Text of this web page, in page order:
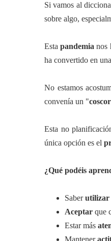
Si vamos al
sobre algo,
Estapandemianos
ha convertido en una
No estamos
convenía un "
Esta no
única opción es el
¿Qué podéis
Saberutilizar
Aceptar que
Estar más
Mantener